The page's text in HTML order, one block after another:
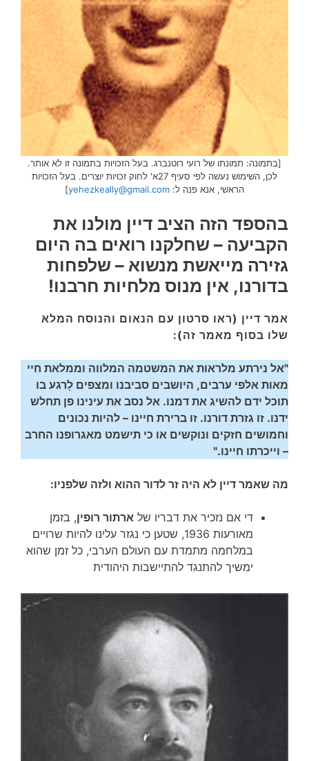
[בתמונה: תמונתו של רועי רוטנברג. בעל הזכויות בתמונה זו לא אותר.
לכן, השימוש נעשה לפי סעיף 27א' לחוק זכויות יוצרים. בעל הזכויות
הראשי, אנא פנה ל: yehezkeally@gmail.com
]
בהספד הזה הציב דיין מולנו את
הקביעה – שחלקנו רואים בה היום
גזירה מייאשת מנשוא – שלפחות
בדורנו, אין מנוס מלחיות חרבנו!
אמר דיין (ראו סרטון עם הנאום והנוסח המלא
שלו בסוף מאמר זה):
"אל נירתע מלראות את המשטמה המלווה וממלאת חיי
מאות אלפי ערבים, היושבים סביבנו ומצפים לָרגע בו
תוכל ידם להשיג את דמנו. אל נסב את עינינו פן תחלש
ידנו. זו גזרת דורנו. זו ברירת חיינו – להיות נכונים
וחמושים חזקים ונוקשים או כי תישמט מאגרופנו החרב
– וייכרתו חיינו."
מה שאמר דיין לא היה זר לדור ההוא ולזה שלפניו:
די אם נזכיר את דבריו של ארתור רופין, בזמן
מאורעות 1936, שטען כי נגזר עלינו להיות שרויים
במלחמה מתמדת עם העולם הערבי, כל זמן שהוא
ימשיך להתנגד להתיישבות היהודית